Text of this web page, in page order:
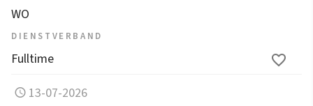
WO
DIENSTVERBAND
Fulltime
13-07-2026